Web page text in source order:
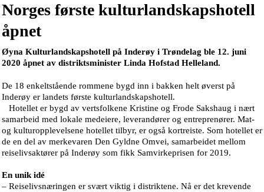
Norges første kulturlandskapshotell
åpnet
Øyna Kulturlandskapshotell på Inderøy i Trøndelag ble 12. juni
2020 åpnet av distriktsminister Linda Hofstad Helleland.
De 18 enkeltstående rommene bygd inn i bakken helt øverst på
Inderøy er landets første kulturlandskapshotell.
Hotellet er bygd av vertsfolkene Kristine og Frode Sakshaug i nært
samarbeid med lokale medeiere, leverandører og entreprenører. Mat-
og kulturopplevelsene hotellet tilbyr, er også kortreiste. Som hotellet er
de en del av merkevaren Den Gyldne Omvei, samarbeidet mellom
reiselivsaktører på Inderøy som fikk Samvirkeprisen for 2019.
En unik idé
– Reiselivsnæringen er svært viktig i distriktene. Nå er det krevende